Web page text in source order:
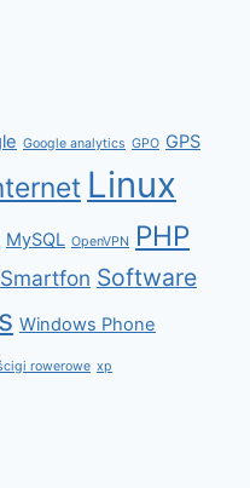
Google analytics GPO GPS
Linux
MySQL OpenVPN PHP
Smartfon Software
Windows Phone
rowerowe xp